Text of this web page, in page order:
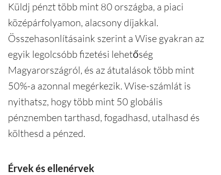
Küldj pénzt több mint 80 országba, a piaci
középárfolyamon, alacsony díjakkal.
Összehasonlításaink szerint a Wise gyakran az
egyik legolcsóbb fizetési lehetőség
Magyarországról, és az átutalások több mint
50%-a azonnal megérkezik. Wise-számlát is
nyithatsz, hogy több mint 50 globális
pénznemben tarthasd, fogadhasd, utalhasd és
költhesd a pénzed.
Érvek és ellenérvek